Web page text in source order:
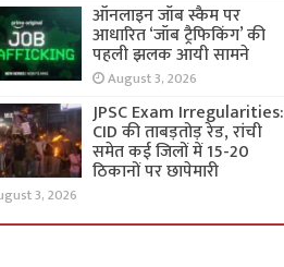
ऑनलाइन जॉब स्कैम पर
आधारित ‘जॉब ट्रैफिकिंग’ की
पहली झलक आयी सामने
August 3, 2026
JPSC Exam Irregularities:
CID की ताबड़तोड़ रेड, रांची
समेत कई जिलों में 15-20
ठिकानों पर छापेमारी
3, 2026